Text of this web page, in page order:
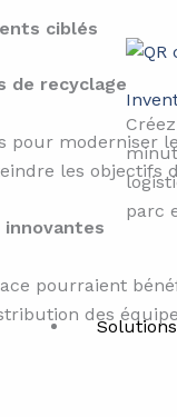
parc
Solutions
ciblés
de recyclage
moderniser
les
pourraient
des